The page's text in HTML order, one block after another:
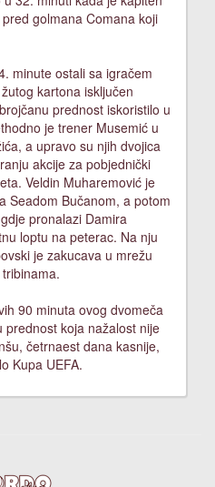
golmana Comana koji
minute ostali sa igračem
kartona isključen
prednost iskoristilo u
je trener Musemić u
a upravo su njih dvojica
akcije za pobjednički
Veldin Muharemović je
Seadom Bučanom, a potom
pronalazi Damira
loptu na peterac. Na nju
je zakucava u mrežu
90 minuta ovog dvomeča
prednost koja nažalost nije
četrnaest dana kasnije,
Kupa UEFA.